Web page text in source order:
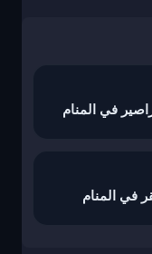
في المنام
في المنام